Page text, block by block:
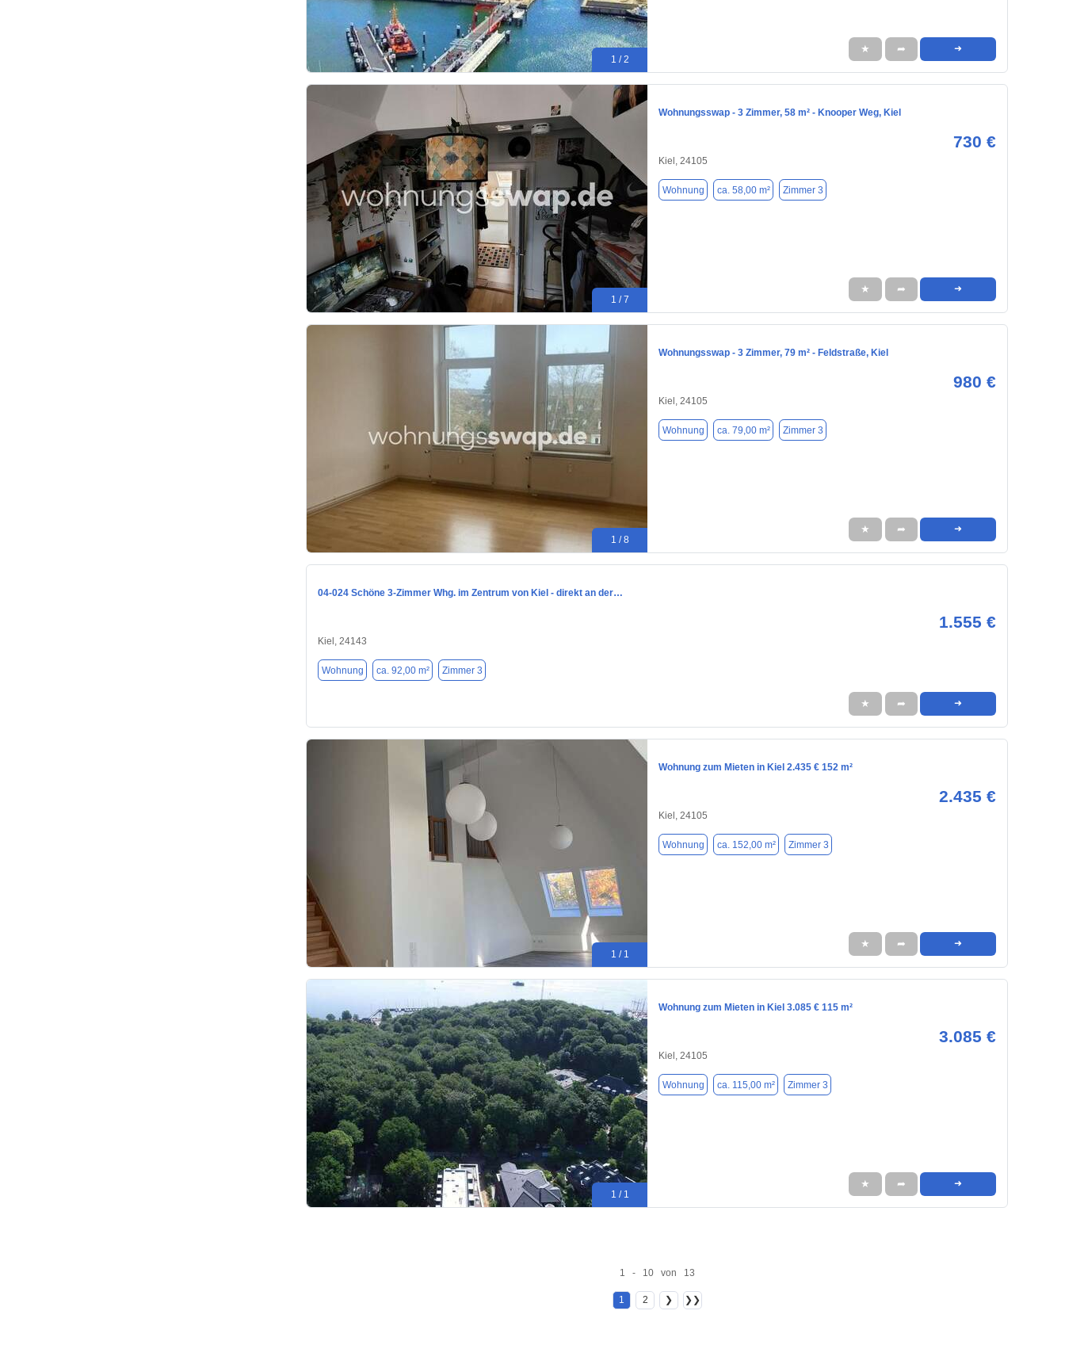
1 / 2
★ ➦ ➜
1 / 7
Wohnungsswap - 3 Zimmer, 58 m² - Knooper Weg, Kiel
730 €
Kiel, 24105
Wohnung ca. 58,00 m² Zimmer 3
★ ➦ ➜
1 / 8
Wohnungsswap - 3 Zimmer, 79 m² - Feldstraße, Kiel
980 €
Kiel, 24105
Wohnung ca. 79,00 m² Zimmer 3
★ ➦ ➜
04-024 Schöne 3-Zimmer Whg. im Zentrum von Kiel - direkt an der…
1.555 €
Kiel, 24143
Wohnung ca. 92,00 m² Zimmer 3
★ ➦ ➜
1 / 1
Wohnung zum Mieten in Kiel 2.435 € 152 m²
2.435 €
Kiel, 24105
Wohnung ca. 152,00 m² Zimmer 3
★ ➦ ➜
1 / 1
Wohnung zum Mieten in Kiel 3.085 € 115 m²
3.085 €
Kiel, 24105
Wohnung ca. 115,00 m² Zimmer 3
★ ➦ ➜
1 - 10 von 13
1 2 ❯ ❯❯